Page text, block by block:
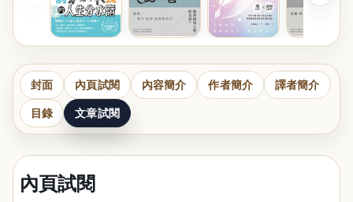
封面 內頁試閱 內容簡介 作者簡介 譯者簡介
目錄 文章試閱
內頁試閱